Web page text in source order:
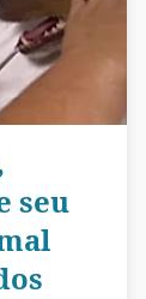
seu